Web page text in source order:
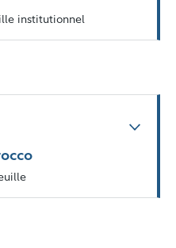
institutionnel